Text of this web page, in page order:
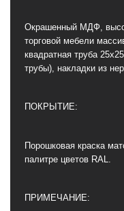
Окрашенный МДФ,
торговой мебели
квадратная труба
трубы), накладки из
ПОКРЫТИЕ:
Порошковая краска
палитре цветов RAL.
ПРИМЕЧАНИЕ: